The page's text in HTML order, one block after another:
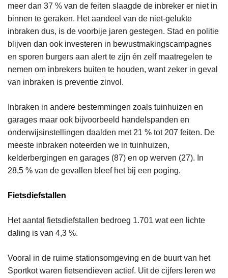
meer dan 37 % van de feiten slaagde de inbreker er niet in
binnen te geraken. Het aandeel van de niet-gelukte
inbraken dus, is de voorbije jaren gestegen. Stad en politie
blijven dan ook investeren in bewustmakingscampagnes
en sporen burgers aan alert te zijn én zelf maatregelen te
nemen om inbrekers buiten te houden, want zeker in geval
van inbraken is preventie zinvol.
Inbraken in andere bestemmingen zoals tuinhuizen en
garages maar ook bijvoorbeeld handelspanden en
onderwijsinstellingen daalden met 21 % tot 207 feiten. De
meeste inbraken noteerden we in tuinhuizen,
kelderbergingen en garages (87) en op werven (27). In
28,5 % van de gevallen bleef het bij een poging.
Fietsdiefstallen
Het aantal fietsdiefstallen bedroeg 1.701 wat een lichte
daling is van 4,3 %.
Vooral in de ruime stationsomgeving en de buurt van het
Sportkot waren fietsendieven actief. Uit de cijfers leren we